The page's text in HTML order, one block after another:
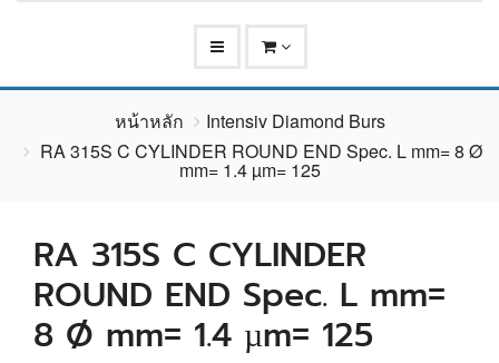
หน้าหลัก
Intensiv Diamond Burs
RA 315S C CYLINDER ROUND END Spec. L mm= 8 Ø
mm= 1.4 µm= 125
RA 315S C CYLINDER
ROUND END Spec. L mm=
8 Ø mm= 1.4 µm= 125